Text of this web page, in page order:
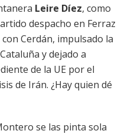
Leire Díez, como
despacho en Ferraz
Cerdán, impulsado la
y dejado a
de la UE por el
de Irán. ¿Hay quien dé
se las pinta sola